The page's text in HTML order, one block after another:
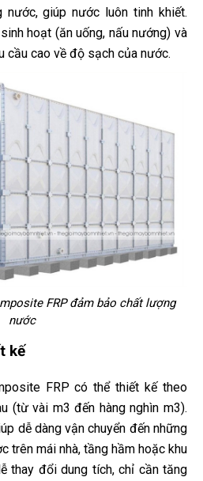
giúp nước luôn tinh khiết.
hoạt (ăn uống, nấu nướng) và
cầu cao về độ sạch của nước.
FRP đảm bảo chất lượng
nước
kế
FRP có thể thiết kế theo
(từ vài m3 đến hàng nghìn m3).
dễ dàng vận chuyển đến những
trên mái nhà, tầng hầm hoặc khu
thay đổi dung tích, chỉ cần tăng